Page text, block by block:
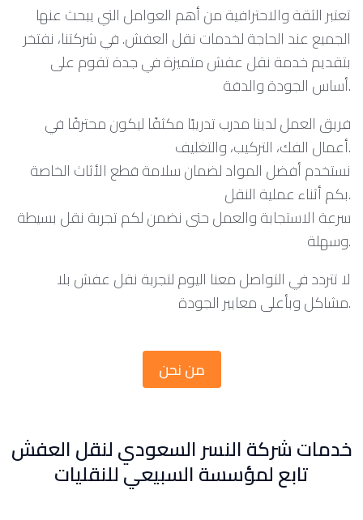
تعتبر الثقة والاحترافية من أهم العوامل التي يبحث عنها
الجميع عند الحاجة لخدمات نقل العفش. في شركتنا، نفتخر
بتقديم خدمة نقل عفش متميزة في جدة تقوم على
أساس الجودة والدقة.
أعمال الفك، التركيب، والتغليف.
نستخدم أفضل المواد لضمان سلامة قطع الأثاث الخاصة
بكم أثناء عملية النقل.
سرعة الاستجابة والعمل حتى نضمن لكم تجربة نقل بسيطة
وسهلة.
لا تتردد في التواصل معنا اليوم لتجربة نقل عفش بلا
مشاكل وبأعلى معايير الجودة.
من نحن
خدمات شركة النسر السعودي لنقل العفش
تابع لمؤسسة السبيعي للنقليات